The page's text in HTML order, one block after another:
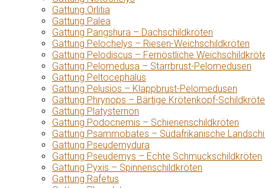
Gattung Orlitia
Gattung Palea
Gattung Pangshura – Dachschildkröten
Gattung Pelochelys – Riesen-Weichschildkröten
Gattung Pelodiscus – Fernöstliche
Gattung Pelomedusa – Starrbrust-Pelomedusen
Gattung Peltocephalus
Gattung Pelusios – Klappbrust-Pelomedusen
Gattung Phrynops – Bärtige Krötenkopf-
Gattung Platysternon
Gattung Podocnemis – Schienenschildkröten
Gattung Psammobates – Südafrikanische
Gattung Pseudemydura
Gattung Pseudemys – Echte Schmuckschildkröten
Gattung Pyxis – Spinnenschildkröten
Gattung Rafetus